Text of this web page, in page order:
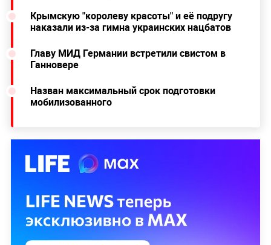
Крымскую "королеву красоты" и её подругу
наказали из-за гимна украинских нацбатов
Главу МИД Германии встретили свистом в
Ганновере
Назван максимальный срок подготовки
мобилизованного